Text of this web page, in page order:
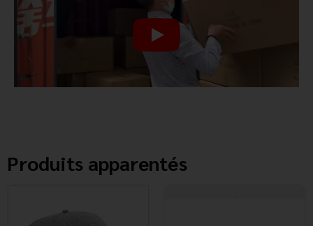
Produits apparentés